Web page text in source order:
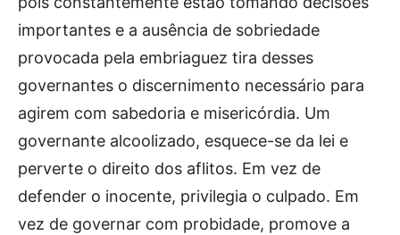
importantes e a ausência de sobriedade
provocada pela embriaguez tira desses
governantes o discernimento necessário para
agirem com sabedoria e misericórdia. Um
governante alcoolizado, esquece-se da lei e
perverte o direito dos aflitos. Em vez de
defender o inocente, privilegia o culpado. Em
vez de governar com probidade, promove a